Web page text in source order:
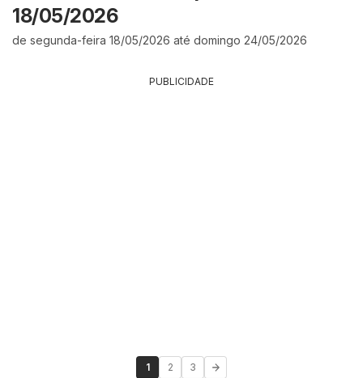
18/05/2026
de segunda-feira 18/05/2026 até domingo 24/05/2026
PUBLICIDADE
1 2 3